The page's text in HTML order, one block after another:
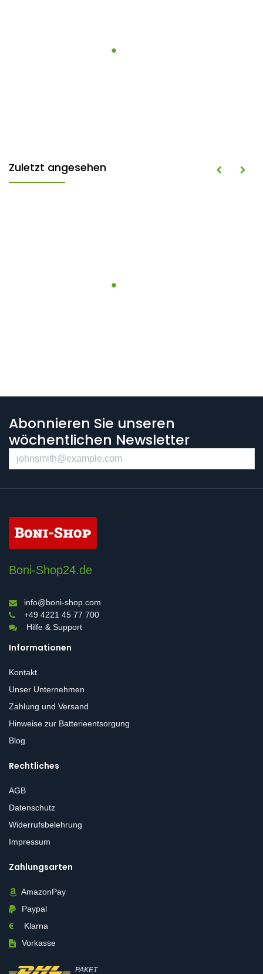
Zuletzt angesehen
Abonnieren Sie unseren
wöchentlichen Newsletter
Boni-Shop24.de
info@boni-shop.com
+49 4221 45 77 700
Hilfe & Support
Informationen
Kontakt
Unser Unternehmen
Zahlung und Versand
Hinweise zur Batterieentsorgung
Blog
Rechtliches
AGB
Datenschutz
Widerrufsbelehrung
Impressum
Zahlungsarten
AmazonPay
Paypal
Klarna
Vorkasse
PAKET